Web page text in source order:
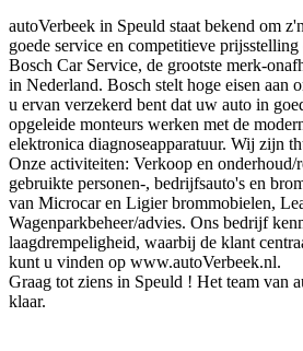
autoVerbeek in Speuld staat bekend om
goede service en competitieve
Bosch Car Service, de grootste merk-
in Nederland. Bosch stelt hoge eisen aan
u ervan verzekerd bent dat uw auto in
opgeleide monteurs werken met de
elektronica diagnoseapparatuur. Wij zijn
Onze activiteiten: Verkoop en onderhoud/
gebruikte personen-, bedrijfsauto's en
van Microcar en Ligier brommobielen,
Wagenparkbeheer/advies. Ons bedrijf
laagdrempeligheid, waarbij de klant
kunt u vinden op www.autoVerbeek.nl.
Graag tot ziens in Speuld ! Het team van
klaar.